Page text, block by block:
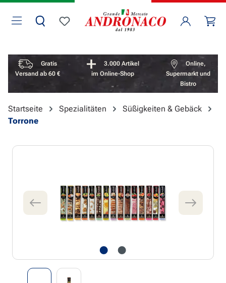
Zum Hauptinhalt springen
Du hast 0 Produkte auf dem Merkzettel
Vorteile überspringen
Gratis
Versand ab 60 €
3.000 Artikel
im Online-Shop
Online,
Supermarkt und
Bistro
Startseite Spezialitäten
Süßigkeiten & Gebäck
Torrone
Bildergalerie überspringen